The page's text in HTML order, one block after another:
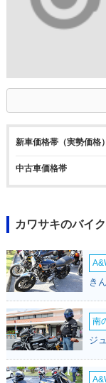
新車価格帯（実勢価格）
中古車価格帯
カワサキのバイ
き
南
ジ